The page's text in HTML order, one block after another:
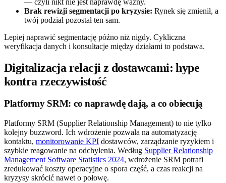
Brak rewizji segmentacji po kryzysie: Rynek się zmienił, a
twój podział pozostał ten sam.
Lepiej naprawić segmentację późno niż nigdy. Cykliczna
weryfikacja danych i konsultacje między działami to podstawa.
Digitalizacja relacji z dostawcami: hype
kontra rzeczywistość
Platformy SRM: co naprawdę dają, a co obiecują
Platformy SRM (Supplier Relationship Management) to nie tylko
kolejny buzzword. Ich wdrożenie pozwala na automatyzację
kontaktu, monitorowanie KPI dostawców, zarządzanie ryzykiem i
szybkie reagowanie na odchylenia. Według Supplier Relationship
Management Software Statistics 2024, wdrożenie SRM potrafi
zredukować koszty operacyjne o spora część, a czas reakcji na
kryzysy skrócić nawet o połowę.